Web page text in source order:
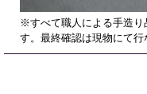
※すべて職人による手造り
す。最終確認は現物にて行